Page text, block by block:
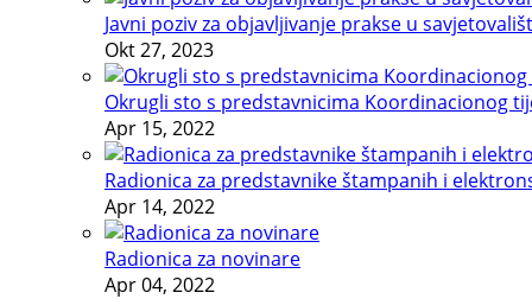
Javni poziv za objavljivanje prakse u
Okt 27, 2023
Okrugli sto s predstavnicima Koordinacionog
Apr 15, 2022
Radionica za predstavnike štampanih i
Apr 14, 2022
Radionica za novinare
Apr 04, 2022